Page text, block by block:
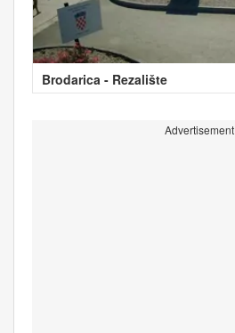
Brodarica - Rezalište
Advertisement